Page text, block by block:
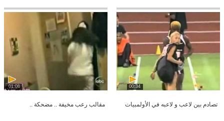
00:34
تصادم بين لاعب و لاعبه في الأولمبيات
01:08
مقالب رعب مخيفة .. مضحكة ..